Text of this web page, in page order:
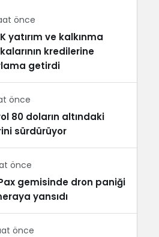
önce
yatırım ve kalkınma
kredilerine
getirdi
önce
80 doların altındaki
sürdürüyor
önce
gemisinde dron paniği
yansıdı
önce